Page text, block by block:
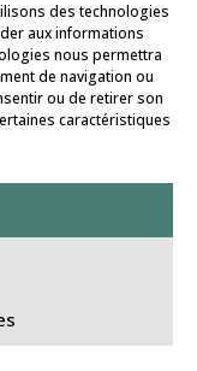
des technologies
aux informations
nous permettra
de navigation ou
ou de retirer son
caractéristiques
sur notrepage